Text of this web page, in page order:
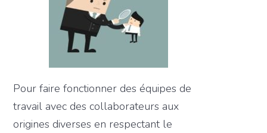
Pour faire fonctionner des équipes de
travail avec des collaborateurs aux
origines diverses en respectant le